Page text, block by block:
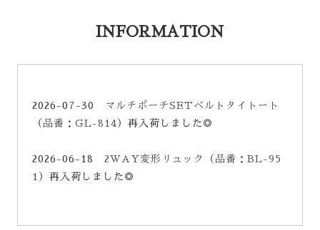
INFORMATION
2026-07-30
マルチポーチSETベルトタイトート
（品番：GL-814）再入荷しました◎
2026-06-18 2WAY変形リュック（品番：BL-95
1）再入荷しました◎